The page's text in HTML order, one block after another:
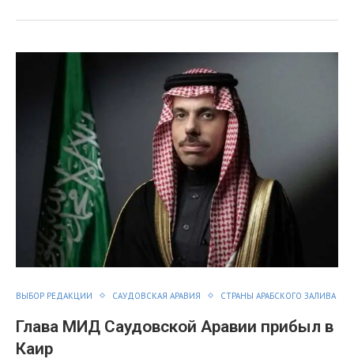
ВЫБОР РЕДАКЦИИ САУДОВСКАЯ АРАВИЯ СТРАНЫ АРАБСКОГО ЗАЛИВА
Глава МИД Саудовской Аравии прибыл в
Каир